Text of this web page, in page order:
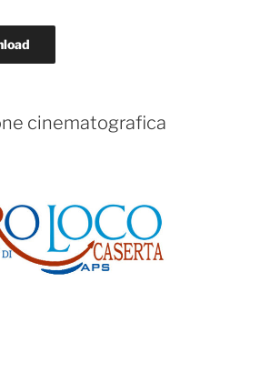
cinematografica